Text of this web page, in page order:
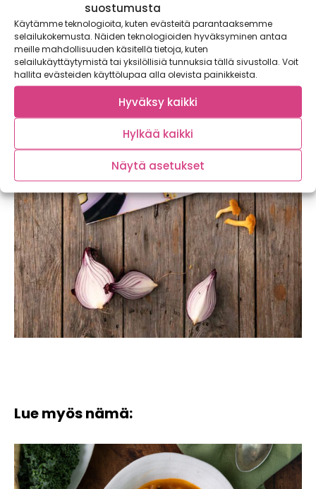
suostumusta
Käytämme teknologioita, kuten evästeitä parantaaksemme
selailukokemusta. Näiden teknologioiden hyväksyminen antaa
meille mahdollisuuden käsitellä tietoja, kuten
selailukäyttäytymistä tai yksilöllisiä tunnuksia tällä sivustolla. Voit
hallita evästeiden käyttölupaa alla olevista painikkeista.
Hyväksy kaikki
Hylkää kaikki
Näytä asetukset
Lue myös nämä: